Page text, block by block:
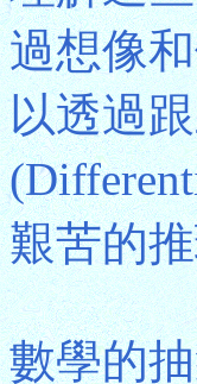
過想像
以透過
艱苦的
數學的